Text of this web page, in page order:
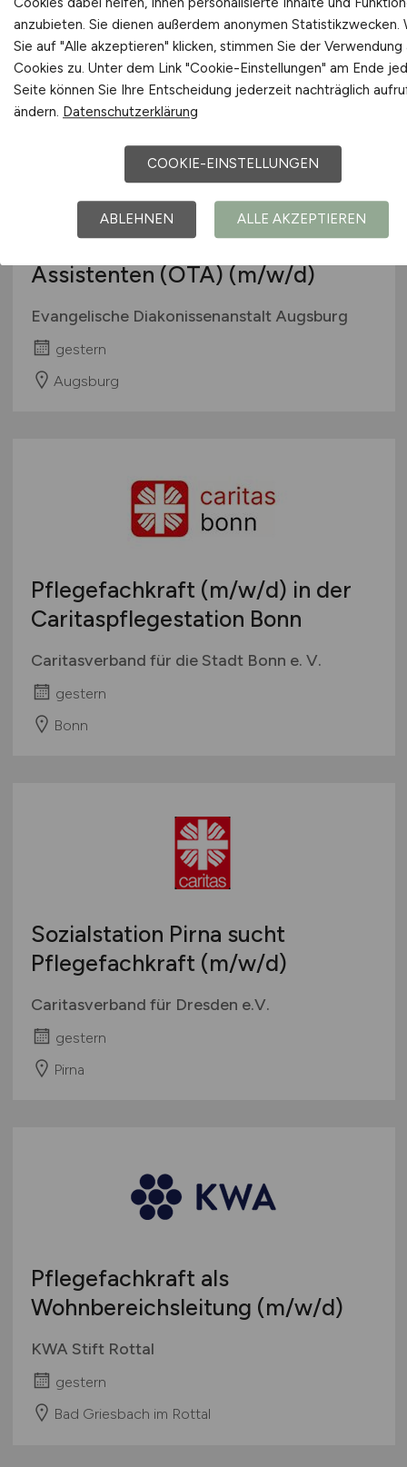
(Fach-)Gesundheits- und
Krankenpfleger*innen oder
operationstechnische
Assistenten (OTA)(m/w/d)
Evangelische Diakonissenanstalt Augsburg
gestern
Augsburg
Pflegefachkraft (m/w/d) in der
Caritaspflegestation Bonn
Caritasverband für die Stadt Bonn e. V.
gestern
Bonn
Sozialstation Pirna sucht
Pflegefachkraft (m/w/d)
Caritasverband für Dresden e.V.
gestern
Pirna
Pflegefachkraft als
Wohnbereichsleitung (m/w/d)
KWA Stift Rottal
gestern
Bad Griesbach im Rottal
anzubieten. Sie dienen außerdem anonymen Statistikzwecken.
Sie auf "Alle akzeptieren" klicken, stimmen Sie der Verwendung
Cookies zu. Unter dem Link "Cookie-Einstellungen" am Ende
Seite können Sie Ihre Entscheidung jederzeit nachträglich
ändern. Datenschutzerklärung
COOKIE-EINSTELLUNGEN
ABLEHNEN ALLE AKZEPTIEREN